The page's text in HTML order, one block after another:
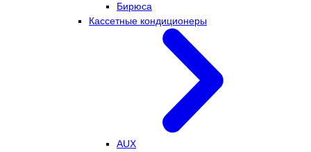
Бирюса
Кассетные кондиционеры
AUX